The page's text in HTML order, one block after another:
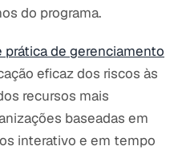
do programa.
prática de gerenciamento
eficaz dos riscos às
recursos mais
baseadas em
interativo e em tempo